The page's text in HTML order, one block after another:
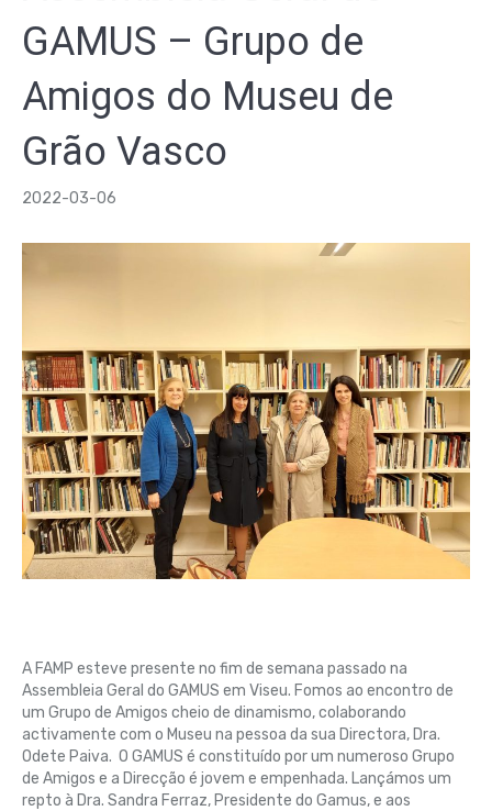
GAMUS – Grupo de
Amigos do Museu de
Grão Vasco
2022-03-06
A FAMP esteve presente no fim de semana passado na
Assembleia Geral do GAMUS em Viseu. Fomos ao encontro de
um Grupo de Amigos cheio de dinamismo, colaborando
activamente com o Museu na pessoa da sua Directora, Dra.
Odete Paiva. O GAMUS é constituído por um numeroso Grupo
de Amigos e a Direcção é jovem e empenhada. Lançámos um
repto à Dra. Sandra Ferraz, Presidente do Gamus, e aos